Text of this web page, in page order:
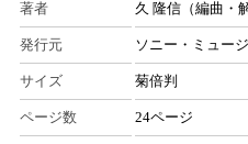
著者 久 隆信（編曲・
発行元 ソニー・ミュー
サイズ 菊倍判
ページ数 24ページ